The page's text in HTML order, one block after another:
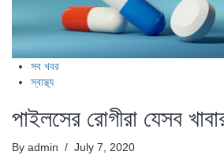
সব খবর
স্বাস্থ্য
পাইলসের রোগীরা যেসব
By admin / July 7, 2020